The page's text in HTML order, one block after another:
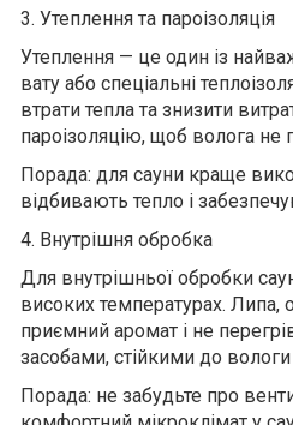
3. Утеплення та пароізоляція
Утеплення — це один із
вату або спеціальні
втрати тепла та знизити
пароізоляцію, щоб волога не
Порада: для сауни краще
відбивають тепло і
4. Внутрішня обробка
Для внутрішньої обробки
високих температурах. Липа,
приємний аромат і не
засобами, стійкими до
Порада: не забудьте про